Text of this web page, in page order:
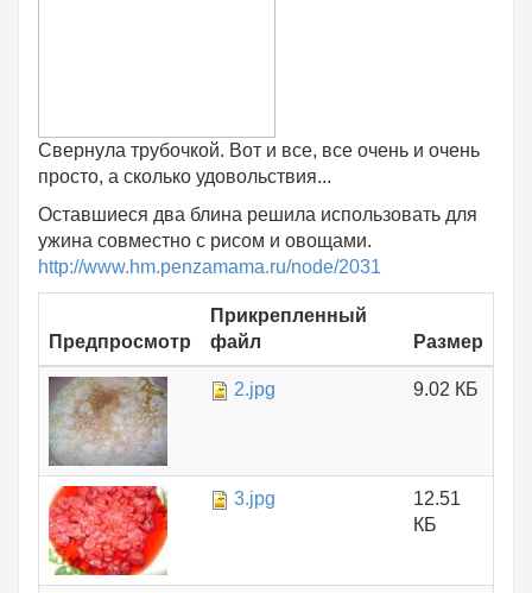
Свернула трубочкой. Вот и все, все очень и очень
просто, а сколько удовольствия...
Оставшиеся два блина решила использовать для
ужина совместно с рисом и овощами.
http://www.hm.penzamama.ru/node/2031
Предпросмотр
Прикрепленный
файл
Размер
2.jpg 9.02 КБ
3.jpg
12.51
КБ